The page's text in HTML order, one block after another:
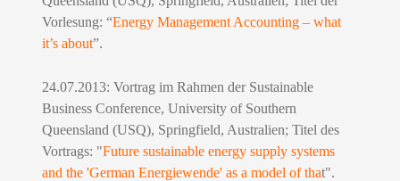
Vorlesung: “Energy Management Accounting – what
it’s about”.
24.07.2013: Vortrag im Rahmen der Sustainable
Business Conference, University of Southern
Queensland (USQ), Springfield, Australien; Titel des
Vortrags: "Future sustainable energy supply systems
and the 'German Energiewende' as a model of that".